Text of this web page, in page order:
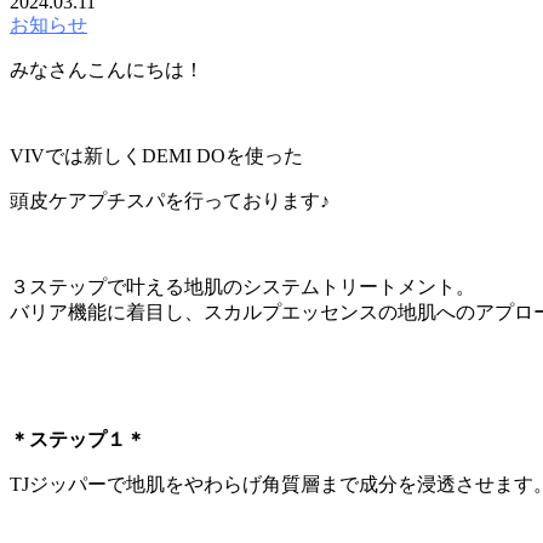
お知らせ
みなさんこんにちは！
VIVでは新しくDEMI DOを使った
頭皮ケアプチスパを行っております♪
３ステップで叶える地肌のシステムトリートメント。
バリア機能に着目し、スカルプエッセンスの地肌へのアプロ
＊ステップ１＊
TJジッパーで地肌をやわらげ角質層まで成分を浸透させます。